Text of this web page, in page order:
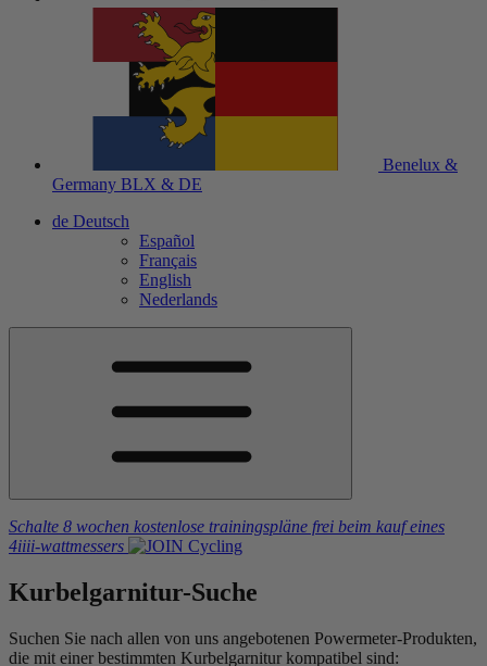
Benelux &
Germany BLX & DE
de Deutsch
Español
Français
English
Nederlands
Schalte 8 wochen kostenlose trainingspläne frei beim kauf eines
4iiii-wattmessers
Kurbelgarnitur-Suche
Suchen Sie nach allen von uns angebotenen Powermeter-Produkten,
die mit einer bestimmten Kurbelgarnitur kompatibel sind: